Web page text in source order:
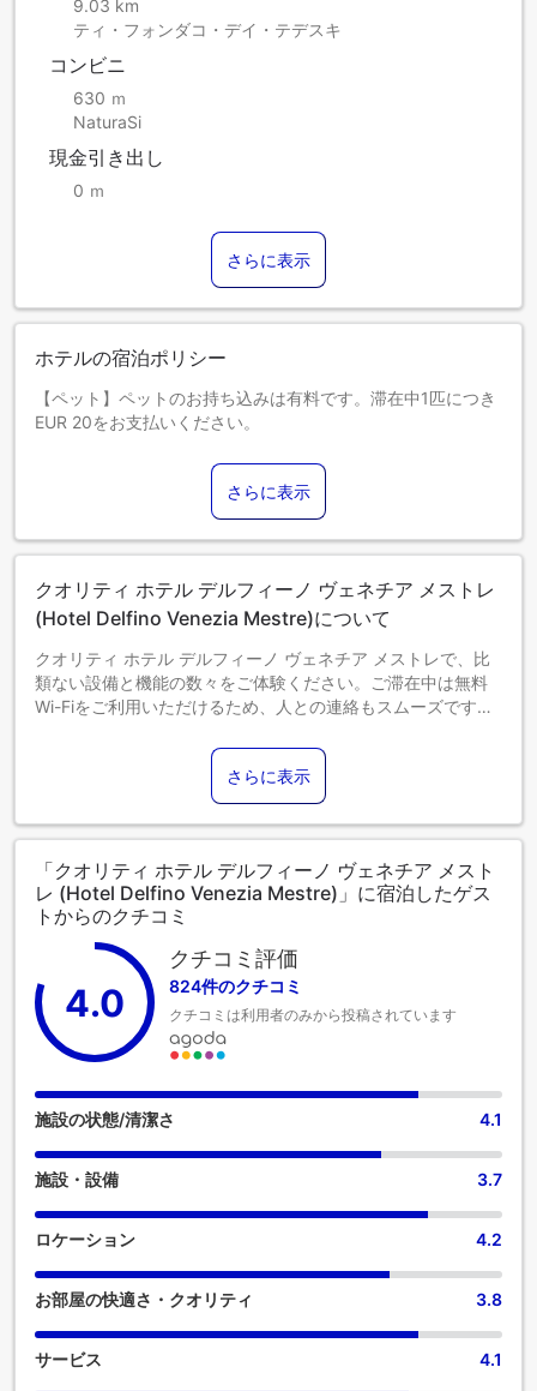
9.03 km
ティ・フォンダコ・デイ・テデスキ
コンビニ
630 ｍ
NaturaSi
現金引き出し
0 ｍ
さらに表示
ホテルの宿泊ポリシー
【ペット】ペットのお持ち込みは有料です。滞在中1匹につき
EUR 20をお支払いください。
【駐車場】敷地内駐車場はEUR 20でご利用いただけます。
0～1歳までのお子さま
添い寝の場合は宿泊無料です。＜ご注意＞ベビーベッドのご
利用には追加料金が発生する場合があります。また、利用可
否は空き状況によります。
2～3歳までのお子さま
エキストラベッドをお申し込みください。
4歳以上のゲストは大人とみなされます。
エキストラベッドの追加可否は、お部屋タイプにより異なり
ます。各部屋タイプ欄の記載をご確認ください。
さらに表示
クオリティ ホテル デルフィーノ ヴェネチア メストレ
(Hotel Delfino Venezia Mestre)について
クオリティ ホテル デルフィーノ ヴェネチア メストレで、比
類ない設備と機能の数々をご体験ください。ご滞在中は無料
Wi-Fiをご利用いただけるため、人との連絡もスムーズです。
港送迎サービスを事前にご予約いただけます。クオリティ ホ
テル デルフィーノ ヴェネチア メストレが提供する送迎サービ
スは、ベネチアでの小旅行や観光、その他のアクティビティ
への参加を手軽にします。お車でお越しの際は、便利な敷地
フロントデスクで必要なサポートをいつでも受けることがで
きます。サポートが必要な場合は、当チケットサービスで
は、近隣で開催される最高のショーやイベントのチケット手
配や予約もお手伝いします。クオリティ ホテル デルフィーノ
ヴェネチア メストレでは最小限の荷物で旅行することが可能
で、宿泊施設のランドリーサービスはお客様の衣類を清潔に
保ちます。 また、室内設備・サービスとしてルームサービス
をご用意しておりますので、快適なご滞在をお楽しみいただ
けます。 すべてのお客様の健康と利便性を確保するため、当
宿泊施設内は全面禁煙となっております。すべてのゲストと
スタッフの健康とウェルビーイングのため、喫煙は決められ
ーノ ヴェネチア メストレでは、快適なご滞在をサポートする
便利な設備とサービスを備えた客室をご用意しています。 よ
り楽しい滞在のために、当宿泊施設の一部の客室にはエアコ
ンまたはリネンサービスを備えています。一部の客室では、
しみいただけます。 コーヒーや紅茶を淹れるのに必要なもの
がすべて揃っている便利な部屋もあるのでご安心ください。
クオリティ ホテル デルフィーノ ヴェネチア メストレの特定
の客室では、バスルームにバスローブ、タオル、ドライヤー
さらに表示
「クオリティ ホテル デルフィーノ ヴェネチア メスト
レ (Hotel Delfino Venezia Mestre)」に宿泊したゲス
トからのクチコミ
4.0
クチコミ評価
824件のクチコミ
クチコミは利用者のみから投稿されています
施設の状態/清潔さ 4.1
施設・設備 3.7
ロケーション 4.2
お部屋の快適さ・クオリティ 3.8
サービス 4.1